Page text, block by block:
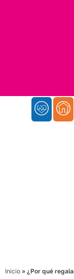
Inicio » ¿Por qué